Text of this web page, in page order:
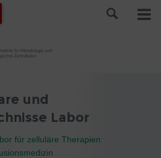
und
Labor
für zelluläre Therapien